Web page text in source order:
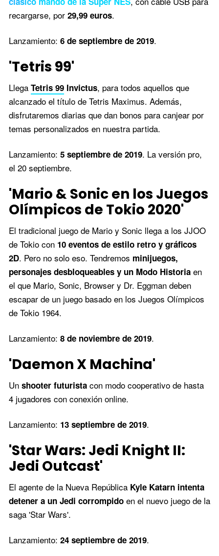
recargarse, por 29,99 euros.
Lanzamiento: 6 de septiembre de 2019.
'Tetris 99'
Llega Tetris 99Invictus, para todos aquellos que
alcanzado el título de Tetris Maximus. Además,
disfrutaremos diarias que dan bonos para canjear por
temas personalizados en nuestra partida.
Lanzamiento: 5 septiembre de 2019. La versión pro,
el 20 septiembre.
'Mario & Sonic en los Juegos
Olímpicos de Tokio 2020'
El tradicional juego de Mario y Sonic llega a los JJOO
de Tokio con 10 eventos de estilo retro y gráficos
2D. Pero no solo eso. Tendremos minijuegos,
personajes desbloqueables y un Modo Historiaen
el que Mario, Sonic, Browser y Dr. Eggman deben
escapar de un juego basado en los Juegos Olímpicos
de Tokio 1964.
Lanzamiento: 8 de noviembre de 2019.
'Daemon X Machina'
Un shooter futuristacon modo cooperativo de hasta
4 jugadores con conexión online.
Lanzamiento: 13 septiembre de 2019.
'Star Wars: Jedi Knight II:
Jedi Outcast'
El agente de la Nueva República Kyle Katarn intenta
detener a un Jedi corrompidoen el nuevo juego de la
saga 'Star Wars'.
Lanzamiento: 24 septiembre de 2019.